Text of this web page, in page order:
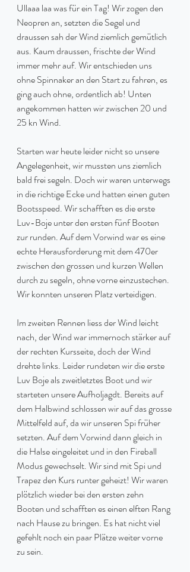
Ullaaa laa was für ein Tag! Wir zogen den
Neopren an, setzten die Segel und
draussen sah der Wind ziemlich gemütlich
aus. Kaum draussen, frischte der Wind
immer mehr auf. Wir entschieden uns
ohne Spinnaker an den Start zu fahren, es
ging auch ohne, ordentlich ab! Unten
angekommen hatten wir zwischen 20 und
25 kn Wind.
Starten war heute leider nicht so unsere
Angelegenheit, wir mussten uns ziemlich
bald frei segeln. Doch wir waren unterwegs
in die richtige Ecke und hatten einen guten
Bootsspeed. Wir schafften es die erste
Luv-Boje unter den ersten fünf Booten
zur runden. Auf dem Vorwind war es eine
echte Herausforderung mit dem 470er
zwischen den grossen und kurzen Wellen
durch zu segeln, ohne vorne einzustechen.
Wir konnten unseren Platz verteidigen.
Im zweiten Rennen liess der Wind leicht
nach, der Wind war immernoch stärker auf
der rechten Kursseite, doch der Wind
drehte links. Leider rundeten wir die erste
Luv Boje als zweitletztes Boot und wir
starteten unsere Aufholjagdt. Bereits auf
dem Halbwind schlossen wir auf das grosse
Mittelfeld auf, da wir unseren Spi früher
setzten. Auf dem Vorwind dann gleich in
die Halse eingeleitet und in den Fireball
Modus gewechselt. Wir sind mit Spi und
Trapez den Kurs runter geheizt! Wir waren
plötzlich wieder bei den ersten zehn
Booten und schafften es einen elften Rang
nach Hause zu bringen. Es hat nicht viel
gefehlt noch ein paar Plätze weiter vorne
zu sein.